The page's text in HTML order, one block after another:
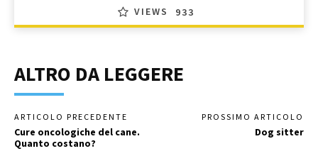
VIEWS
933
ALTRO DA LEGGERE
ARTICOLO PRECEDENTE
Cure oncologiche del cane.
Quanto costano?
PROSSIMO ARTICOLO
Dog sitter